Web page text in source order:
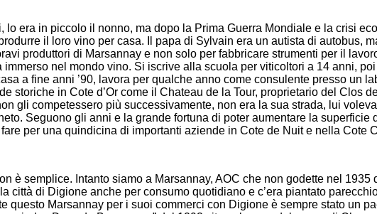
era in piccolo il nonno, ma dopo la Prima Guerra Mondiale e la crisi
il loro vino per casa. Il papa di Sylvain era un autista di autobus,
produttori di Marsannay e non solo per fabbricare strumenti per il
nel mondo vino. Si iscrive alla scuola per viticoltori a 14 anni,
a fine anni ’90, lavora per qualche anno come consulente presso un
storiche in Cote d’Or come il Chateau de la Tour, proprietario del Clos
gli competessero più successivamente, non era la sua strada, lui
Seguono gli anni e la grande fortuna di poter aumentare la superficie
per una quindicina di importanti aziende in Cote de Nuit e nella Cote
è semplice. Intanto siamo a Marsannay, AOC che non godette nel
città di Digione anche per consumo quotidiano e c’era piantato
questo Marsannay per i suoi commerci con Digione è sempre stato un